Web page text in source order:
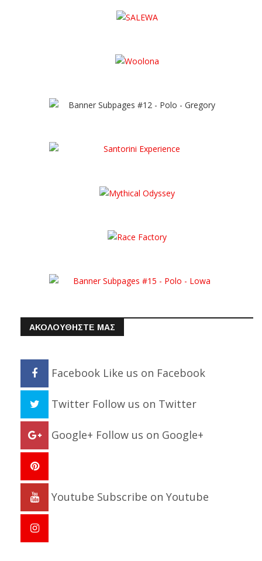
ΑΚΟΛΟΥΘΗΣΤΕ ΜΑΣ
Facebook Like us on Facebook
Twitter Follow us on Twitter
Google+ Follow us on Google+
Youtube Subscribe on Youtube